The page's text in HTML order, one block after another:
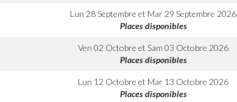
Lun 28 Septembre et Mar 29 Septembre 2026
Places disponibles
Ven 02 Octobre etSam 03 Octobre 2026
Places disponibles
Lun 12 Octobre et Mar 13 Octobre 2026
Places disponibles